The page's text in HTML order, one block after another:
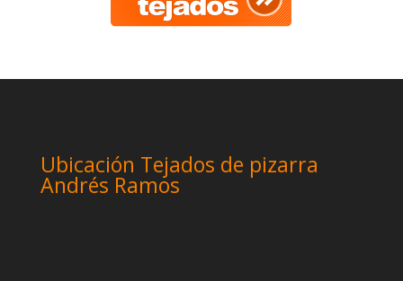
Ubicación Tejados de pizarra
Andrés Ramos